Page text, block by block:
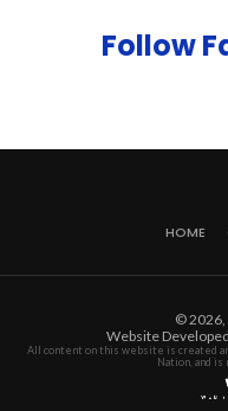
Follow
HOME
© 2026,
Website
All content on this website is created
Nation, and